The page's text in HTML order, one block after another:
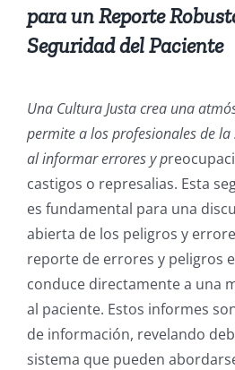
para un Reporte
Seguridad del Paciente
Una Cultura Justa crea una
permite a los profesionales de la
al informar errores y p
castigos o represalias. Esta
es fundamental para una
abierta de los peligros y
reporte de errores y peligros
conduce directamente a una
al paciente. Estos informes
de información, revelando
sistema que pueden